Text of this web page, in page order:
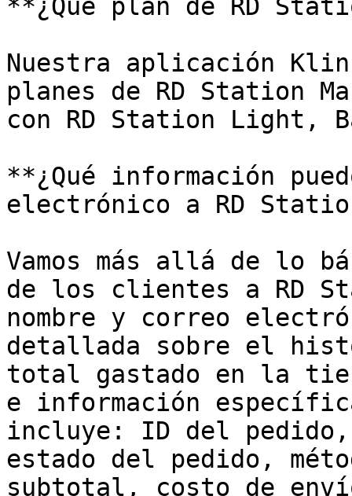
**¿Qué plan de RD
Nuestra aplicación
planes de RD Station
con RD Station Light,
**¿Qué información
electrónico a RD
Vamos más allá de lo
de los clientes a RD
nombre y correo
detallada sobre el
total gastado en la
e información
incluye: ID del
estado del pedido,
subtotal, costo de